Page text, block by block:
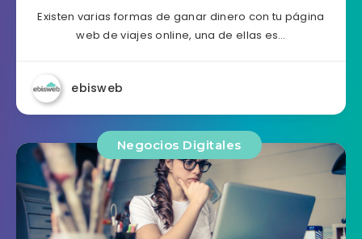
Existen varias formas de ganar dinero con tu página
web de viajes online, una de ellas es…
ebisweb
Negocios Digitales